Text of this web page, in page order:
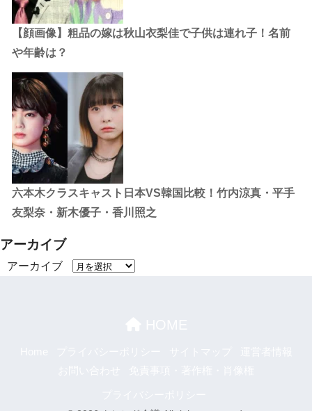
【顔画像】粗品の嫁は秋山衣梨佳で子供は連れ子！名前
や年齢は？
六本木クラスキャスト日本VS韓国比較！竹内涼真・平手
友梨奈・新木優子・香川照之
アーカイブ
アーカイブ